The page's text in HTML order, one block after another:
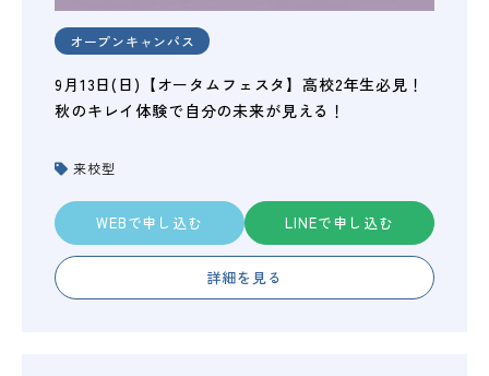
オープンキャンパス
9月13日(日)【オータムフェスタ】高校2年生必見！
秋のキレイ体験で自分の未来が見える！
来校型
WEBで申し込む LINEで申し込む
詳細を見る